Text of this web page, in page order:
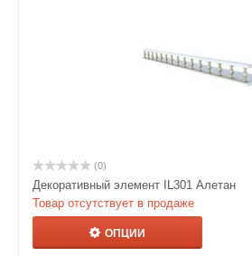
(0)
Декоративный элемент IL301 Алетан
Товар отсутствует в продаже
ОПЦИИ